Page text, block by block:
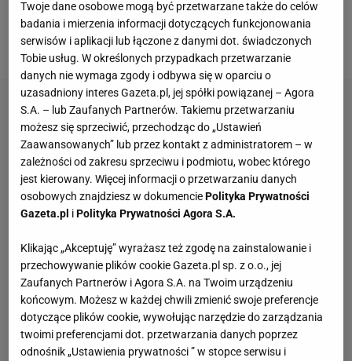
Przypomnijmy, że współwłaścicielemCloutjest
Sławomir Peszko.
Twoje dane osobowe mogą być przetwarzane także do celów
badania i mierzenia informacji dotyczących funkcjonowania
serwisów i aplikacji lub łączone z danymi dot. świadczonych
Tobie usług. W określonych przypadkach przetwarzanie
danych nie wymaga zgody i odbywa się w oparciu o
uzasadniony interes Gazeta.pl, jej spółki powiązanej – Agora
S.A. – lub Zaufanych Partnerów. Takiemu przetwarzaniu
możesz się sprzeciwić, przechodząc do „Ustawień
Zaawansowanych” lub przez kontakt z administratorem – w
zależności od zakresu sprzeciwu i podmiotu, wobec którego
jest kierowany. Więcej informacji o przetwarzaniu danych
osobowych znajdziesz w dokumenciePolityka Prywatności
Gazeta.pl iPolityka Prywatności Agora S.A.
Klikając „Akceptuję” wyrażasz też zgodę na zainstalowanie i
przechowywanie plików cookie Gazeta.pl sp. z o.o., jej
Zaufanych Partnerów i Agora S.A. na Twoim urządzeniu
końcowym. Możesz w każdej chwili zmienić swoje preferencje
dotyczące plików cookie, wywołując narzędzie do zarządzania
twoimi preferencjami dot. przetwarzania danych poprzez
odnośnik „Ustawienia prywatności ” w stopce serwisu i